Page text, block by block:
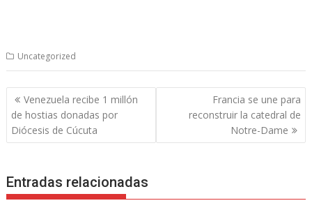
Uncategorized
Navegación
de
entradas
Venezuela recibe 1 millón
de hostias donadas por
Diócesis de Cúcuta
Francia se une para
reconstruir la catedral de
Notre-Dame
Entradas relacionadas